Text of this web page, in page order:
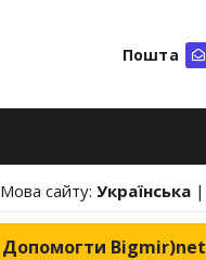
Пошта
Мова сайту: Українська |
Допомогти Bigmir)net